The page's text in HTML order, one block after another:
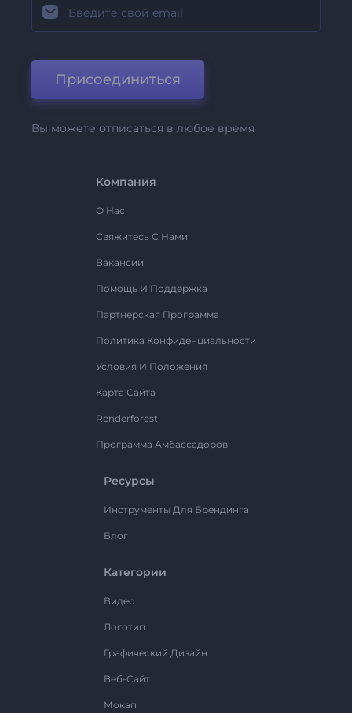
Присоединиться
Вы можете отписаться в любое время
Компания
О Нас
Свяжитесь С Нами
Вакансии
Помощь И Поддержка
Партнерская Программа
Политика Конфиденциальности
Условия И Положения
Карта Сайта
Renderforest
Программа Амбассадоров
Ресурсы
Инструменты Для Брендинга
Блог
Категории
Видео
Логотип
Графический Дизайн
Веб-Сайт
Мокап